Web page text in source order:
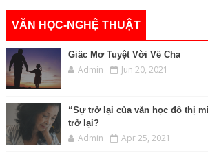
VĂN HỌC-NGHỆ THUẬT
Giấc Mơ Tuyệt Vời Về Cha
Admin Jun 20, 2021
“Sự trở lại của văn học đô thị
trở lại?
Admin Apr 25, 2021